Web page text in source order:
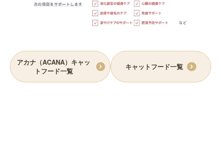
アカナ（ACANA）キャッ
トフード一覧
キャットフード一覧